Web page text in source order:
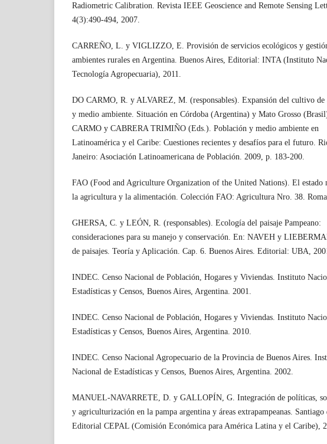
Radiometric Calibration. Revista IEEE Geoscience and Remote Sensing
4(3):490-494, 2007.
CARREÑO, L. y VIGLIZZO, E. Provisión de servicios ecológicos y
ambientes rurales en Argentina. Buenos Aires, Editorial: INTA (Instituto
Tecnología Agropecuaria), 2011.
DO CARMO, R. y ALVAREZ, M. (responsables). Expansión del cultivo de
y medio ambiente. Situación en Córdoba (Argentina) y Mato Grosso
CARMO y CABRERA TRIMIÑO (Eds.). Población y medio ambiente en
Latinoamérica y el Caribe: Cuestiones recientes y desafíos para el futuro.
Janeiro: Asociación Latinoamericana de Población. 2009, p. 183-200.
FAO (Food and Agriculture Organization of the United Nations). El estado
la agricultura y la alimentación. Colección FAO: Agricultura Nro. 38.
GHERSA, C. y LEÓN, R. (responsables). Ecología del paisaje Pampeano:
consideraciones para su manejo y conservación. En: NAVEH y
de paisajes. Teoría y Aplicación. Cap. 6. Buenos Aires. Editorial: UBA,
INDEC. Censo Nacional de Población, Hogares y Viviendas. Instituto
Estadísticas y Censos, Buenos Aires, Argentina. 2001.
INDEC. Censo Nacional de Población, Hogares y Viviendas. Instituto
Estadísticas y Censos, Buenos Aires, Argentina. 2010.
INDEC. Censo Nacional Agropecuario de la Provincia de Buenos Aires.
Nacional de Estadísticas y Censos, Buenos Aires, Argentina. 2002.
MANUEL-NAVARRETE, D. y GALLOPÍN, G. Integración de políticas,
y agriculturización en la pampa argentina y áreas extrapampeanas. Santiago
Editorial CEPAL (Comisión Económica para América Latina y el Caribe),